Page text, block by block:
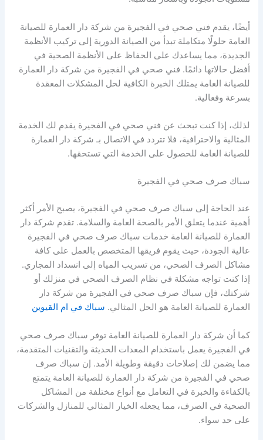
أيضًا، يقدم فني صحي في الفجيرة من شركة دار العمارة للصيانة
العامة حلولًا متكاملة تبدأ من الصيانة الدورية إلى تركيب الأنظمة
الجديدة، مما يساعدك على الحفاظ على الأنظمة الصحية في
أفضل حالاتها دائمًا. فني صحي في الفجيرة من شركة دار العمارة
للصيانة العامة يمتلك الخبرة الكافية لحل المشكلات المعقدة
بسرعة وفعالية.
لذلك، إذا كنت تبحث عن فني صحي في الفجيرة يقدم لك الخدمة
المثالية والاحترافية، فلا تتردد في الاتصال بـ شركة دار العمارة
للصيانة العامة للحصول على الخدمة التي تستحقها.
سباك صرف صحي في الفجيرة
عند الحاجة إلى سباك صرف صحي في الفجيرة، يصبح الأمر أكثر
أهمية عندما يتعلق الأمر بالصحة العامة والسلامة. تقدم شركة دار
العمارة للصيانة العامة خدمات سباك صرف صحي في الفجيرة
عالية الجودة، حيث يقوم فريقها المتخصص بالعمل على كافة
مشاكل الصرف الصحي، من تسريب المياه إلى انسداد المجاري.
إذا كنت تواجه مشكلة في نظام الصرف الصحي في منزلك أو
شركتك، فإن سباك صرف صحي في الفجيرة من شركة دار
العمارة للصيانة العامة هو الحل المثالي. سباك في ام القيوين
كما أن شركة دار العمارة للصيانة العامة توفر سباك صرف صحي
في الفجيرة يعمل باستخدام المعدات الحديثة والتقنيات المتقدمة،
مما يضمن لك إصلاحات دقيقة وطويلة الأمد. إن سباك صرف
صحي في الفجيرة من شركة دار العمارة للصيانة العامة يتمتع
بالكفاءة والخبرة في التعامل مع أنواع مختلفة من المشاكل
الصحية في الصرف، مما يجعله الخيار المثالي للمنازل والشركات
على حد سواء.